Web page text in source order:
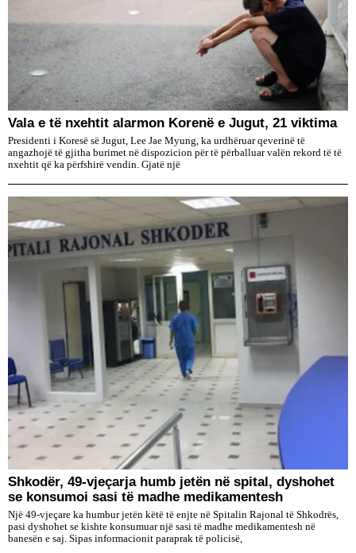
Vala e të nxehtit alarmon Korenë e Jugut, 21 viktima
Presidenti i Koresë së Jugut, Lee Jae Myung, ka urdhëruar qeverinë të
angazhojë të gjitha burimet në dispozicion për të përballuar valën rekord të të
nxehtit që ka përfshirë vendin. Gjatë një
Shkodër, 49-vjeçarja humb jetën në spital, dyshohet
se konsumoi sasi të madhe medikamentesh
Një 49-vjeçare ka humbur jetën këtë të enjte në Spitalin Rajonal të Shkodrës,
pasi dyshohet se kishte konsumuar një sasi të madhe medikamentesh në
banesën e saj. Sipas informacionit paraprak të policisë,